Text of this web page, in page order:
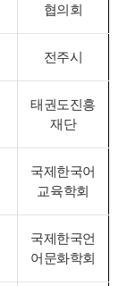
협의회
전주시
태권도진흥
재단
국제한국어
교육학회
국제한국언
어문화학회